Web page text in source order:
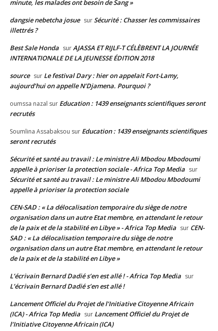
minute, les malades ont besoin de Sang »
dangsie nebetcha josue surSécurité : Chasser les commissaires
illettrés ?
Best Sale Honda surAJASSA ET RIJLF-T CÉLÈBRENT LA JOURNÉE
INTERNATIONALE DE LA JEUNESSE ÉDITION 2018
source sur Le festival Dary : hier on appelait Fort-Lamy,
aujourd’hui on appelle N’Djamena. Pourquoi ?
oumssa nazal sur Education : 1439 enseignants scientifiques seront
recrutés
Soumlina Assabaksou sur Education : 1439 enseignants scientifiques
seront recrutés
Sécurité et santé au travail : Le ministre Ali Mbodou Mbodoumi
appelle à prioriser la protection sociale - Africa Top Media sur
Sécurité et santé au travail : Le ministre Ali Mbodou Mbodoumi
appelle à prioriser la protection sociale
CEN-SAD : « La délocalisation temporaire du siège de notre
organisation dans un autre Etat membre, en attendant le retour
de la paix et de la stabilité en Libye » - Africa Top Media sur CEN-
SAD : « La délocalisation temporaire du siège de notre
organisation dans un autre Etat membre, en attendant le retour
de la paix et de la stabilité en Libye »
L’écrivain Bernard Dadié s’en est allé ! - Africa Top Media sur
L’écrivain Bernard Dadié s’en est allé !
Lancement Officiel du Projet de l’Initiative Citoyenne Africain
(ICA) - Africa Top Media sur Lancement Officiel du Projet de
l’Initiative Citoyenne Africain (ICA)